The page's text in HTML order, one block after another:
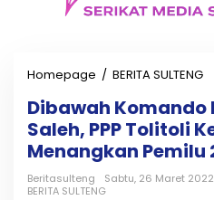
Homepage / BERITA SULTENG
b
a
w
a
h
Dibawah
Saleh, PPP Tolitoli
Menangkan Pemilu
Beritasulteng
Sabtu, 26 Maret 2022
BERITA SULTENG